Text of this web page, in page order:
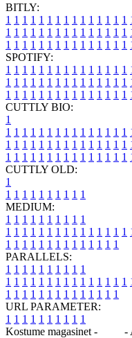
BITLY:
1 1 1 1 1 1 1 1 1 1 1 1 1 1 1
1 1 1 1 1 1 1 1 1 1 1 1 1 1 1
1 1 1 1 1 1 1 1 1 1 1 1 1 1 1
SPOTIFY:
1 1 1 1 1 1 1 1 1 1 1 1 1 1 1
1 1 1 1 1 1 1 1 1 1 1 1 1 1 1
1 1 1 1 1 1 1 1 1 1 1 1 1 1 1
CUTTLY BIO:
1
1 1 1 1 1 1 1 1 1 1 1 1 1 1 1
1 1 1 1 1 1 1 1 1 1 1 1 1 1 1
1 1 1 1 1 1 1 1 1 1 1 1 1 1 1
CUTTLY OLD:
1
1 1 1 1 1 1 1 1 1 1
MEDIUM:
1 1 1 1 1 1 1 1 1 1
1 1 1 1 1 1 1 1 1 1 1 1 1 1 1
1 1 1 1 1 1 1 1 1 1 1 1 1 1
PARALLELS:
1 1 1 1 1 1 1 1 1 1
1 1 1 1 1 1 1 1 1 1 1 1 1 1 1
1 1 1 1 1 1 1 1 1 1 1 1 1 1
URL PARAMETER:
1 1 1 1 1 1 1 1 1 1
Kostume magasinet -
-